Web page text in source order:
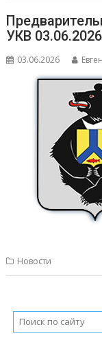
УКВ
03.06.2026
Новости